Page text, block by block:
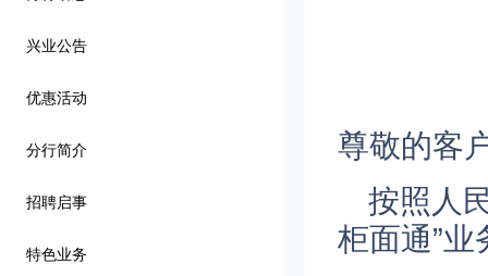
兴业公告
优惠活动
分行简介
招聘启事
特色业务
尊敬的客
按照人
柜面通”